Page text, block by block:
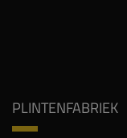
PLINTENFABRIEK